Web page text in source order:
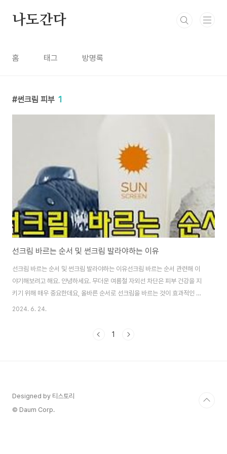
나도간다
홈 태그 방명록
썬크림 피부 1
선크림 바르는 순서 및 썬크림 발라야하는 이유
선크림 바르는 순서 및 썬크림 발라야하는 이유선크림 바르는 순서 관련해 이
야기해보려고 해요. 안녕하세요. 무더운 여름철 자외선 차단은 피부 건강을 지
키기 위해 매우 중요한데요, 올바른 순서로 선크림을 바르는 것이 효과적인 자
외선 차단과 피부 보호에 도움이 된답니다. 이번 포스팅에서는 선크림 바르는
문들에 대해 자세히 알아보겠습니다. 그 정보를 아래에서 확인해보시기 바랍니
2024. 6. 24.
1
Designed by 티스토리
© Daum Corp.